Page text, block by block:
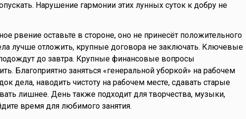
Нарушение гармонии этих лунных суток к добру не
рвение оставьте в стороне, оно не принесёт положительного
лучше отложить, крупные договора не заключать. Ключевые
до завтра. Крупные финансовые вопросы
Благоприятно заняться «генеральной уборкой» на рабочем
дела, наводить чистоту на рабочем месте, сдавать старые
лишнее. День также подходит для творчества, музыки,
время для любимого занятия.